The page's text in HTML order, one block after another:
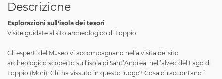
Descrizione
Esplorazioni sull'isola dei tesori
Visite guidate al sito archeologico di Loppio
Gli esperti del Museo vi accompagnano nella visita del sito
archeologico scoperto sull’isola di Sant’Andrea, nell’alveo del Lago di
Loppio (Mori). Chi ha vissuto in questo luogo? Cosa ci raccontano i